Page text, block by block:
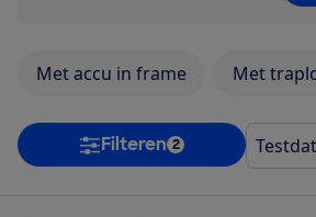
Met accu in frame Met
Filteren 2